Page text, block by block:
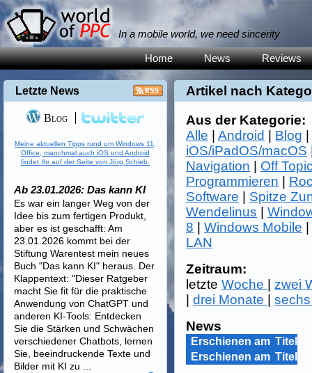
In a mobile world, we need sincerity
Home News Reviews
Artikel nach
Aus der Kategorie:
Alle |Android Blog
iOS/iPadOS/macOS
Navigation
Off
Programmieren
Software
Spitze
Wendelinus |
8 |Windows Mobile
LAN
Zeitraum:
letzteWoche
zwei
|drei Monate |
News
Erschienen am Titel
Erschienen am Titel
Letzte News
Blog
Meine aktuellen Tipps rund um Windows 11,
Office, manchmal auch iOS und Android
findet Ihr auf der Seite von Jörg Schieb.
Ab 23.01.2026: Das kann KI
Es war ein langer Weg von der
Idee bis zum fertigen Produkt,
aber es ist geschafft: Am
23.01.2026 kommt bei der
Stiftung Warentest mein neues
Buch "Das kann KI" heraus. Der
Klappentext: "Dieser Ratgeber
macht Sie fit für die praktische
Anwendung von ChatGPT und
anderen KI-Tools: Entdecken
Sie die Stärken und Schwächen
verschiedener Chatbots, lernen
Sie, beeindruckende Texte und
Bilder mit KI zu ...